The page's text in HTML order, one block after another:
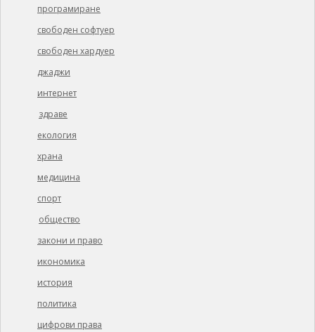
програмиране
свободен софтуер
свободен хардуер
джаджи
интернет
здраве
екология
храна
медицина
спорт
общество
закони и право
икономика
история
политика
цифрови права